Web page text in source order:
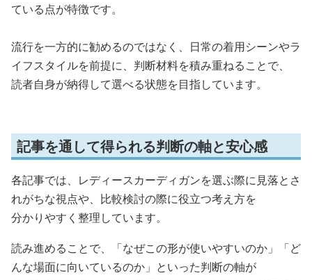
ている点が特徴です。
流行を一方的に勧めるのではなく、日常の着用シーンやラ
イフスタイルを前提に、判断材料を積み重ねることで、
読者自身が納得して選べる状態を目指しています。
記事を通して得られる判断の軸と安心感
各記事では、レディースカーディガンを選ぶ際に見落とさ
れがちな視点や、比較検討の際に役立つ考え方を
分かりやすく整理しています。
読み進めることで、「なぜこの形が使いやすいのか」「ど
んな場面に向いているのか」といった判断の軸が